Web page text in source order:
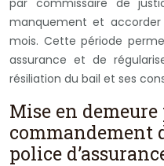
manquement et accorder
mois. Cette période
assurance et de
résiliation du bail et ses
Mise en demeure
commandement
police